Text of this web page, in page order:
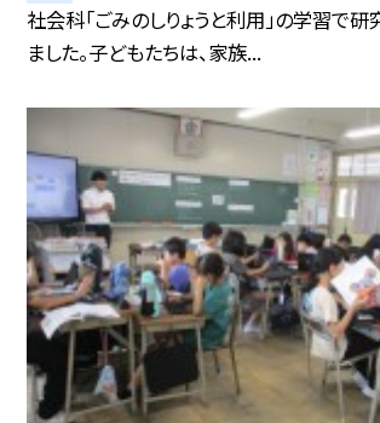
社会科「ごみのしりょうと利用」の学習で
ました。子どもたちは、家族...